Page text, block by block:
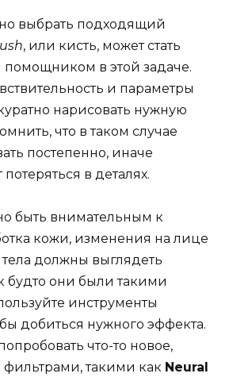
выбрать подходящий
, или кисть, может стать
в этой задаче.
и параметры
нарисовать нужную
что в таком случае
постепенно, иначе
потеряться в деталях.
быть внимательным к
кожи, изменения на лице
тела должны выглядеть
будто они были такими
инструменты
добиться нужного эффекта.
что-то новое,
фильтрами, такими как Neural